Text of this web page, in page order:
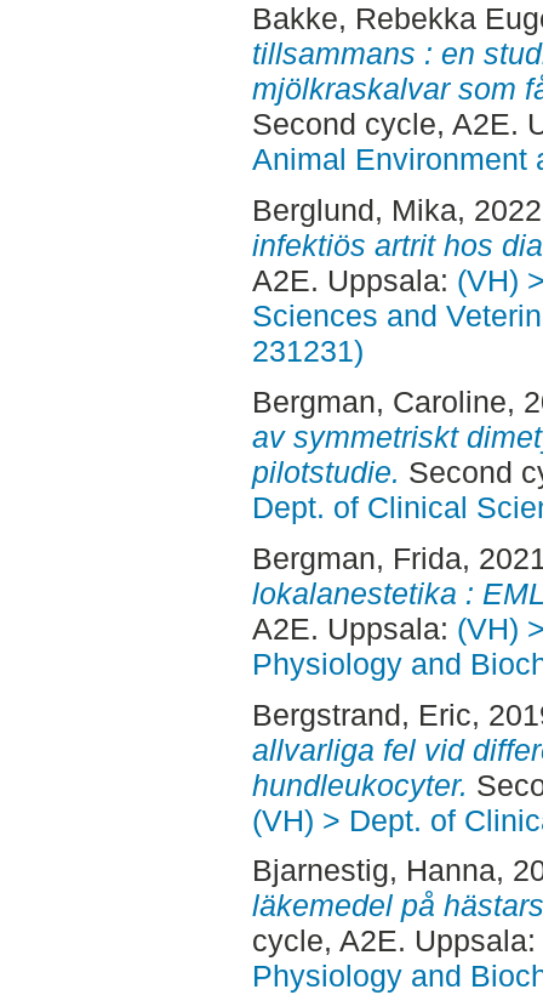
Bakke, Rebekka
tillsammans : en
mjölkraskalvar som
Second cycle, A2E.
Animal Environment
Berglund, Mika,
infektiös artrit hos
A2E. Uppsala: (VH)
Sciences and
231231)
Bergman, Caroline,
av symmetriskt
pilotstudie. Second
Dept. of Clinical
Bergman, Frida,
lokalanestetika :
A2E. Uppsala: (VH)
Physiology and
Bergstrand, Eric,
allvarliga fel vid
hundleukocyter.
(VH) > Dept. of
Bjarnestig, Hanna,
läkemedel på
cycle, A2E. Uppsala:
Physiology and